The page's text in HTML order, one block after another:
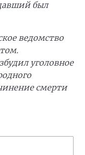
был
ведомство
уголовное
смерти